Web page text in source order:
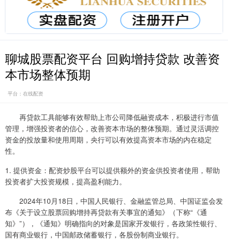
聊城股票配资平台 回购增持贷款 改善资
本市场整体预期
平台：在线配资
再贷款工具能够有效帮助上市公司降低融资成本，积极进行市值
管理，增强投资者的信心，改善资本市场的整体预期。通过灵活调控
资金的投放量和使用周期，央行可以有效提高资本市场的内在稳定
性。
1. 提供资金：配资炒股平台可以提供额外的资金供投资者使用，帮助
投资者扩大投资规模，提高盈利能力。
2024年10月18日，中国人民银行、金融监管总局、中国证监会发
布《关于设立股票回购增持再贷款有关事宜的通知》（下称“《通
知》”），《通知》明确指向的对象是国家开发银行，各政策性银行、
国有商业银行，中国邮政储蓄银行，各股份制商业银行。